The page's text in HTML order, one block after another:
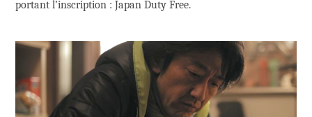
portant l’inscription : Japan Duty Free.